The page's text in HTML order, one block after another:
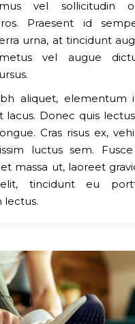
vel sollicitudin
Praesent id
urna, at tincidunt
vel augue
aliquet, elementum
lacus. Donec quis
Cras risus ex,
luctus sem.
massa ut, laoreet
tincidunt eu
lectus.